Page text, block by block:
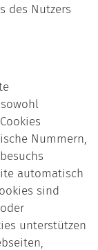
des Nutzers
Nummern,
automatisch
sind
unterstützen